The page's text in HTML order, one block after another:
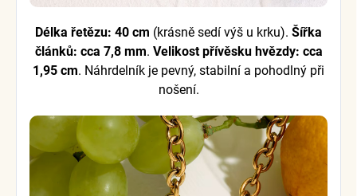
Délka řetězu: 40 cm (krásně sedí výš u krku). Šířka
článků: cca 7,8 mm. Velikost přívěsku hvězdy: cca
1,95 cm. Náhrdelník je pevný, stabilní a pohodlný při
nošení.